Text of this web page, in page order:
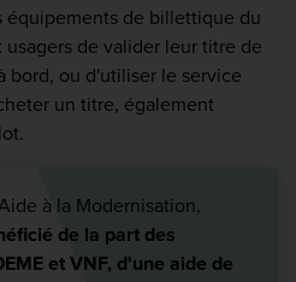
équipements de billettique du
de valider leur titre de
bord, ou d'utiliser le service
un titre, également
à la Modernisation,
de la part des
et VNF, d'une aide de